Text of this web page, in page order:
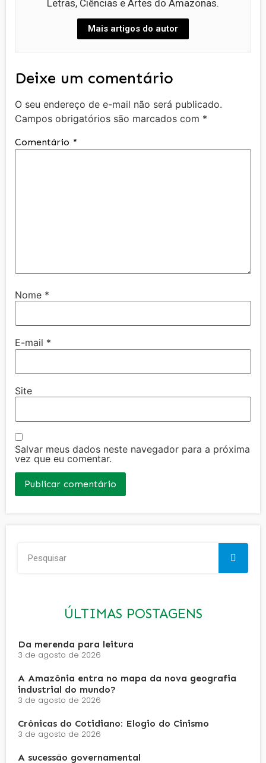
Letras, Ciências e Artes do Amazonas.
Mais artigos do autor
Deixe um comentário
O seu endereço de e-mail não será publicado.
Campos obrigatórios são marcados com *
Comentário *
Nome *
E-mail *
Site
Salvar meus dados neste navegador para a próxima
vez que eu comentar.
ÚLTIMAS POSTAGENS
Da merenda para leitura
3 de agosto de 2026
A Amazônia entra no mapa da nova geografia
industrial do mundo?
3 de agosto de 2026
Crônicas do Cotidiano: Elogio do Cinismo
3 de agosto de 2026
A sucessão governamental